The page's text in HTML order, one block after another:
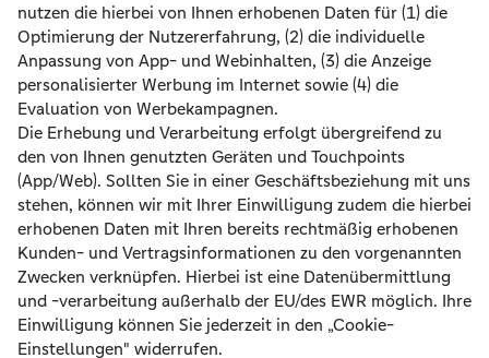
Wie präzise ist die
Immobilienbewertung?
Ersetzt die
Immobilienbewertung ein
Wertgutachten?